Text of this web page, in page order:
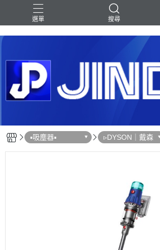
選單 搜尋
Shark｜Ninja 滾筒洗衣機 除濕機
▪︎吸塵器▪︎ ▹DYSON｜戴森